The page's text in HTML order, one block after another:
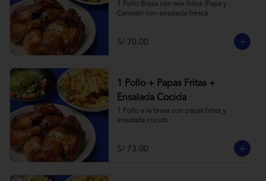
1 Pollo Brasa con mix fritos (Papa y
Camote) con ensalada fresca.
S/ 70.00
1 Pollo + Papas Fritas +
Ensalada Cocida
1 Pollo a la brasa con papas fritas y
ensalada cocida.
S/ 73.00